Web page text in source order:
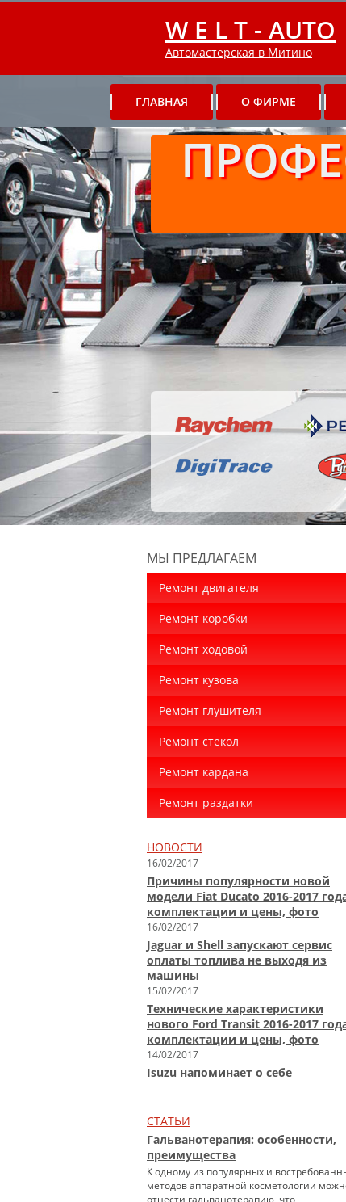
W E L T - AUTO
Автомастерская в Митино
ГЛАВНАЯ О ФИРМЕ
МЫ ПРЕДЛАГАЕМ
Ремонт двигателя
Ремонт коробки
Ремонт ходовой
Ремонт кузова
Ремонт глушителя
Ремонт стекол
Ремонт кардана
Ремонт раздатки
НОВОСТИ
16/02/2017
Причины популярности новой
модели Fiat Ducato 2016-2017
комплектации и цены, фото
16/02/2017
Jaguar и Shell запускают сервис
оплаты топлива не выходя из
машины
15/02/2017
Технические характеристики
нового Ford Transit 2016-2017
комплектации и цены, фото
14/02/2017
Isuzu напоминает о себе
СТАТЬИ
Гальванотерапия: особенности,
преимущества
К одному из популярных и
методов аппаратной косметологии
отнести гальванотерапию, что